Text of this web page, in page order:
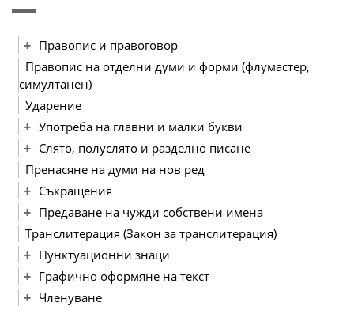
Правопис и правоговор
Правопис на отделни думи и форми (флумастер,
симултанен)
Ударение
Употреба на главни и малки букви
Слято, полуслято и разделно писане
Пренасяне на думи на нов ред
Съкращения
Предаване на чужди собствени имена
Транслитерация (Закон за транслитерация)
Пунктуационни знаци
Графично оформяне на текст
Членуване